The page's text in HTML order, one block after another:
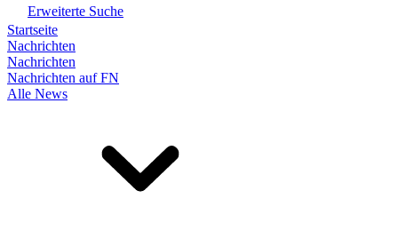
Erweiterte Suche
Startseite
Nachrichten
Nachrichten
Nachrichten auf FN
Alle News